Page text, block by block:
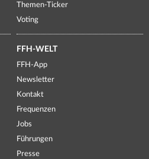
Themen-Ticker
Voting
FFH-WELT
FFH-App
Newsletter
Kontakt
Frequenzen
Jobs
Führungen
Presse